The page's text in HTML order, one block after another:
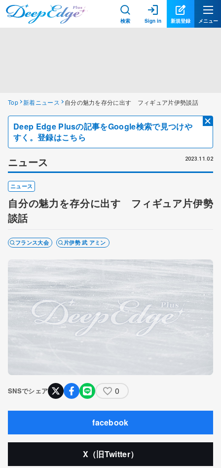
検索 Sign in 新規登録 メニュー
Top 新着ニュース 自分の魅力を存分に出す フィギュア片伊勢談話
Deep Edge Plusの記事をGoogle検索で見つけや
すく。登録はこちら
ニュース 2023.11.02
ニュース
自分の魅力を存分に出す フィギュア片伊勢
談話
フランス大会 片伊勢 武 アミン
SNSでシェア 0
facebook
X（旧Twitter）